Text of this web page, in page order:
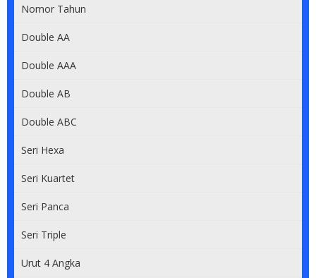
Nomor Tahun
Double AA
Double AAA
Double AB
Double ABC
Seri Hexa
Seri Kuartet
Seri Panca
Seri Triple
Urut 4 Angka